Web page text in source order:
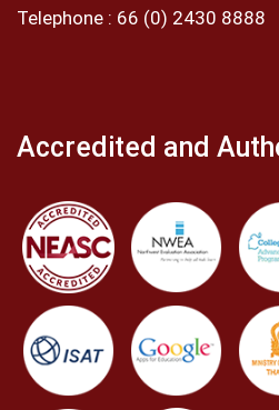
Telephone : 66 (0) 2430 8888
Accredited and